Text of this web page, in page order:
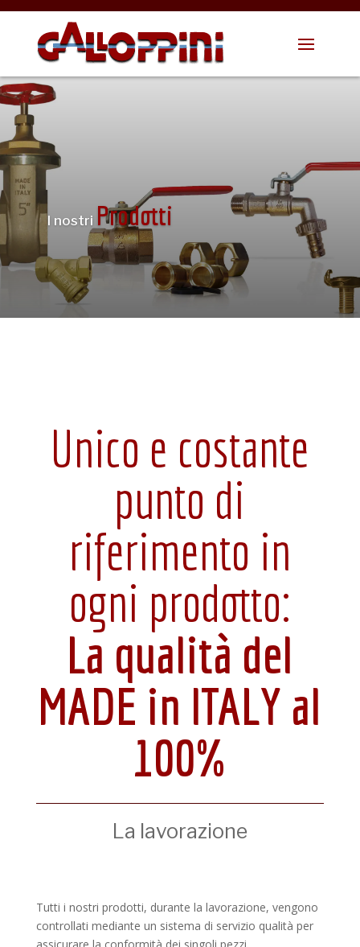
I nostri Prodotti
Unico e costante
punto di
riferimento in
ogni prodotto:
La qualità del
MADE in ITALY al
100%
La lavorazione
Tutti i nostri prodotti, durante la lavorazione, vengono
controllati mediante un sistema di servizio qualità per